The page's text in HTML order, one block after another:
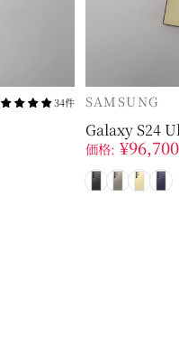
34件 販売業者
SAMSUNG
Galaxy S24
販売価格
価格: ¥96,700
通常価格
ブラック
グレー
イエ
バ